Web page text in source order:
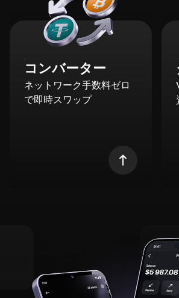
コンバーター
ネットワーク手数料ゼロ
で即時スワップ